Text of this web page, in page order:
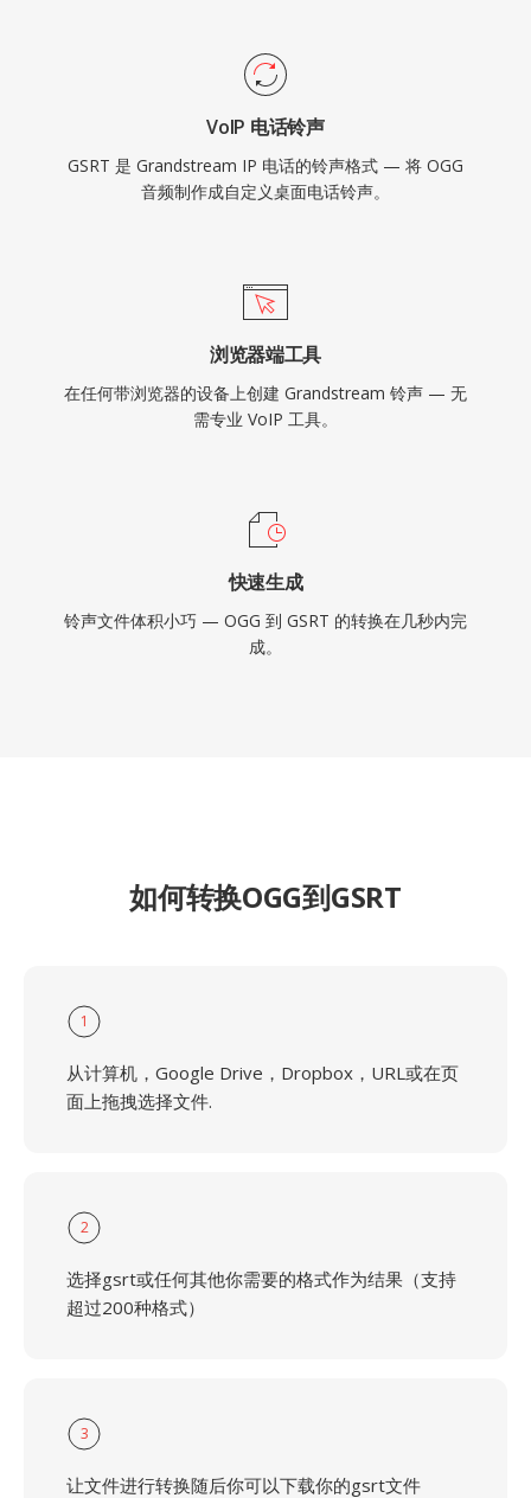
VoIP 电话铃声
GSRT 是 Grandstream IP 电话的铃声格式 — 将 OGG
音频制作成自定义桌面电话铃声。
浏览器端工具
在任何带浏览器的设备上创建 Grandstream 铃声 — 无
需专业 VoIP 工具。
快速生成
铃声文件体积小巧 — OGG 到 GSRT 的转换在几秒内完
成。
如何转换OGG到GSRT
1
从计算机，Google Drive，Dropbox，URL或在页
面上拖拽选择文件.
2
选择gsrt或任何其他你需要的格式作为结果（支持
超过200种格式）
3
让文件进行转换随后你可以下载你的gsrt文件